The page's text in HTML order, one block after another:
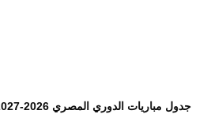
جدول مباريات الدوري المصري 2026-2027